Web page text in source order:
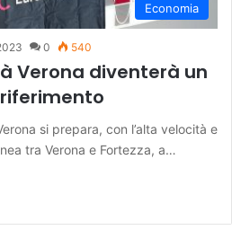
Economia
0 540
Verona diventerà un
si prepara, con l’alta velocità e
tra Verona e Fortezza, a…